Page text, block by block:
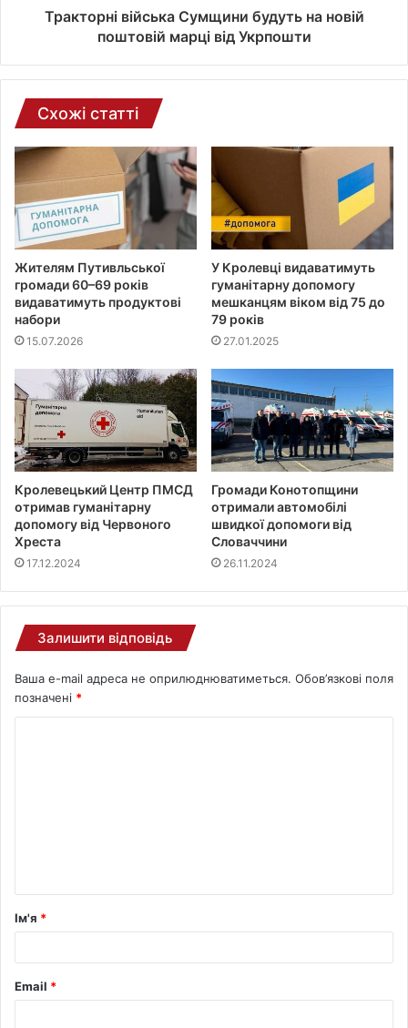
о
и
Тракторні війська Сумщини будуть на новій
поштовій марці від Укрпошти
Схожі статті
Жителям Путивльської
громади 60–69 років
видаватимуть продуктові
набори
15.07.2026
У Кролевці видаватимуть
гуманітарну допомогу
мешканцям віком від 75 до
79 років
27.01.2025
Кролевецький Центр ПМСД
отримав гуманітарну
допомогу від Червоного
Хреста
17.12.2024
Громади Конотопщини
отримали автомобілі
швидкої допомоги від
Словаччини
26.11.2024
Залишити відповідь
Ваша e-mail адреса не оприлюднюватиметься. Обов’язкові поля
позначені *
Ім'я *
Email *